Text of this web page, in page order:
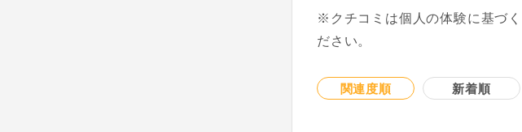
※クチコミは個人の体験に基づ
ださい。
関連度順 新着順